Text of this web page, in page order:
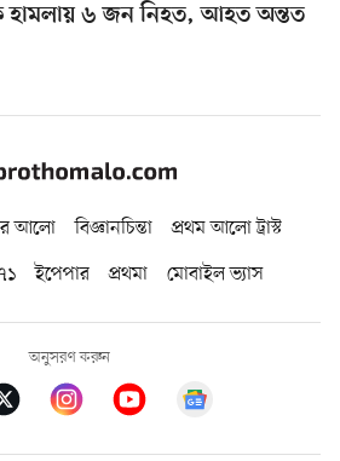
হামলায় ৬ জন নিহত, আহত অন্তত
আলো বিজ্ঞানচিন্তা
প্রথম আলো ট্রাস্ট
ইপেপার প্রথমা মোবাইল ভ্যাস
অনুসরণ করুন